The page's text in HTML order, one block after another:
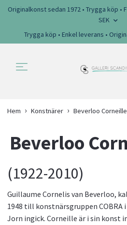
Originalkonst sedan 1972 • Trygga köp •
SEK
Trygga köp • Enkel leverans •
Hem Konstnärer Beverloo
Beverloo
(1922-2010)
Guillaume Cornelis van Beverloo,
1948 till konstnärsgruppen COBRA
Jorn ingick. Corneille är i sin konst